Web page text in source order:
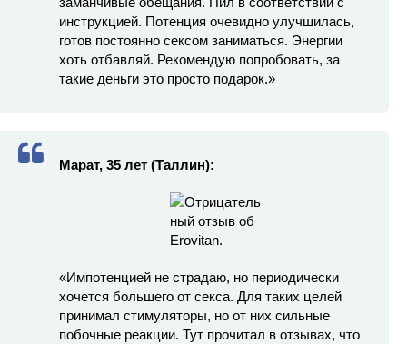
инструкцией. Потенция очевидно улучшилась,
готов постоянно сексом заниматься. Энергии
хоть отбавляй. Рекомендую попробовать, за
такие деньги это просто подарок.»
Марат, 35 лет (Таллин):
«Импотенцией не страдаю, но периодически
хочется большего от секса. Для таких целей
принимал стимуляторы, но от них сильные
побочные реакции. Тут прочитал в отзывах, что